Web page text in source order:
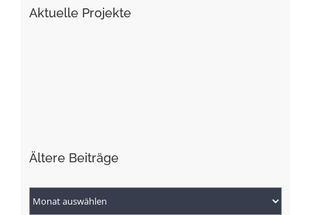
Aktuelle Projekte
Ältere Beiträge
Ältere